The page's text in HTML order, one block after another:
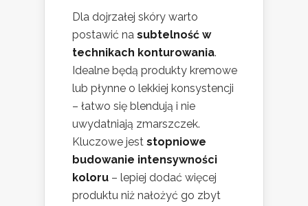
Dla dojrzałej skóry warto
postawić na subtelność w
technikach konturowania.
Idealne będą produkty kremowe
lub płynne o lekkiej konsystencji
– łatwo się blendują i nie
uwydatniają zmarszczek.
Kluczowe jest stopniowe
budowanie intensywności
koloru – lepiej dodać więcej
produktu niż nałożyć go zbyt